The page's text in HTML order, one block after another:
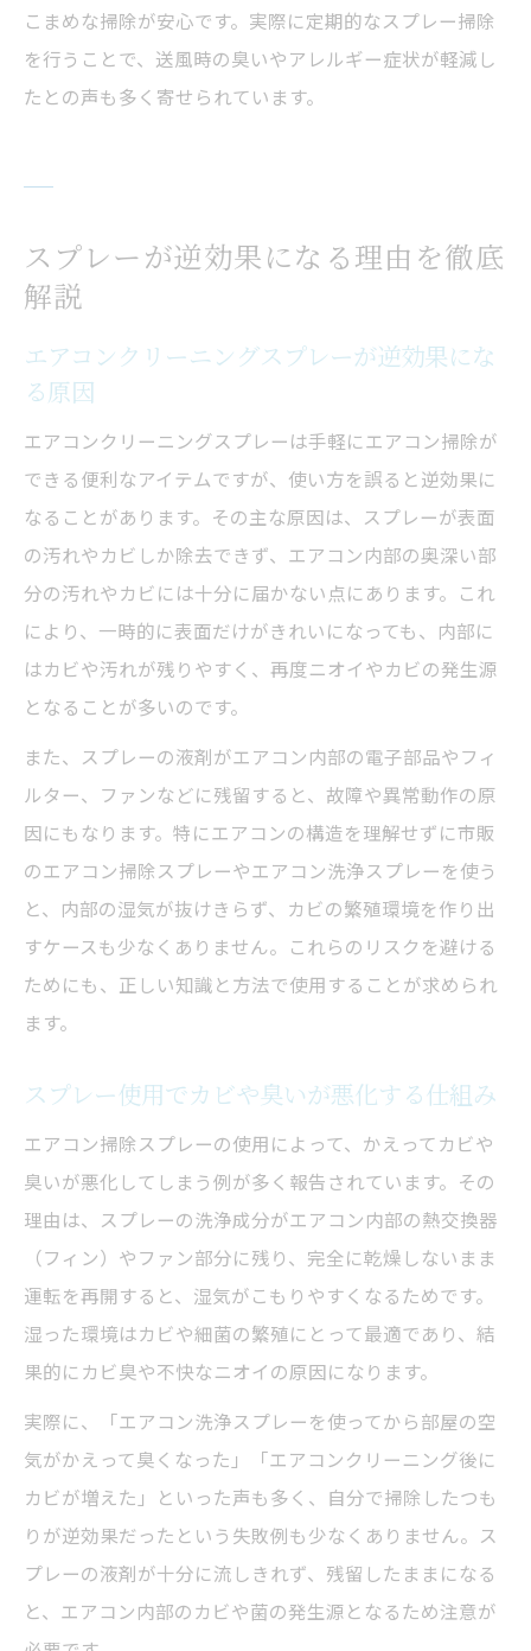
こまめな掃除が安心です。実際に定期的なスプレー掃除
を行うことで、送風時の臭いやアレルギー症状が軽減し
たとの声も多く寄せられています。
スプレーが逆効果になる理由を徹底
解説
エアコンクリーニングスプレーが逆効果にな
る原因
エアコンクリーニングスプレーは手軽にエアコン掃除が
できる便利なアイテムですが、使い方を誤ると逆効果に
なることがあります。その主な原因は、スプレーが表面
の汚れやカビしか除去できず、エアコン内部の奥深い部
分の汚れやカビには十分に届かない点にあります。これ
により、一時的に表面だけがきれいになっても、内部に
はカビや汚れが残りやすく、再度ニオイやカビの発生源
となることが多いのです。
また、スプレーの液剤がエアコン内部の電子部品やフィ
ルター、ファンなどに残留すると、故障や異常動作の原
因にもなります。特にエアコンの構造を理解せずに市販
のエアコン掃除スプレーやエアコン洗浄スプレーを使う
と、内部の湿気が抜けきらず、カビの繁殖環境を作り出
すケースも少なくありません。これらのリスクを避ける
ためにも、正しい知識と方法で使用することが求められ
ます。
スプレー使用でカビや臭いが悪化する仕組み
エアコン掃除スプレーの使用によって、かえってカビや
臭いが悪化してしまう例が多く報告されています。その
理由は、スプレーの洗浄成分がエアコン内部の熱交換器
（フィン）やファン部分に残り、完全に乾燥しないまま
運転を再開すると、湿気がこもりやすくなるためです。
湿った環境はカビや細菌の繁殖にとって最適であり、結
果的にカビ臭や不快なニオイの原因になります。
実際に、「エアコン洗浄スプレーを使ってから部屋の空
気がかえって臭くなった」「エアコンクリーニング後に
カビが増えた」といった声も多く、自分で掃除したつも
りが逆効果だったという失敗例も少なくありません。ス
プレーの液剤が十分に流しきれず、残留したままになる
と、エアコン内部のカビや菌の発生源となるため注意が